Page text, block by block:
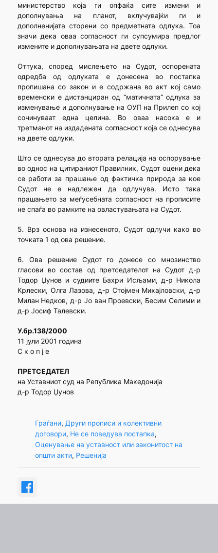
министерство која ги опфаќа сите измени и
дополнувања на планот, вклучувајќи ги и
дополненијата сторени со предметната одлука. Тоа
значи дека оваа согласност ги супсумира предлог
измените и дополнувањата на двете одлуки.
Оттука, според мислењето на Судот, оспорената
одредба од одлуката е донесена во постапка
пропишана со закон и е содржана во акт кој само
временски е дистанциран од “матичната” одлука за
изменување и дополнување на ОУП на Прилеп со кој
сочинуваат една целина. Во оваа насока е и
третманот на издадената согласност која се однесува
на двете одлуки.
Што се однесува до втората релација на оспорување
во однос на цитираниот Правилник, Судот оцени дека
се работи за прашање од фактичка природа за кое
Судот не е надлежен да одлучува. Исто така
прашањето за меѓусебната согласност на прописите
не спаѓа во рамките на овластувањата на Судот.
5. Врз основа на изнесеното, Судот одлучи како во
точката 1 од ова решение.
6. Ова решение Судот го донесе со мнозинство
гласови во состав од претседателот на Судот д-р
Тодор Џунов и судиите Бахри Исљами, д-р Никола
Крлески, Олга Лазова, д-р Стојмен Михајловски, д-р
Милан Недков, д-р Јо ван Проевски, Бесим Селими и
д-р Јосиф Талевски.
У.бр.138/2000
11 јули 2001 година
С к о п ј е
ПРЕТСЕДАТЕЛ
на Уставниот суд на Република Македонија
д-р Тодор Џунов
Граѓани, Други прописи и колективни
договори, Не се поведува постапка
Оценување на уставност или законитост на
општи акти, Решенија